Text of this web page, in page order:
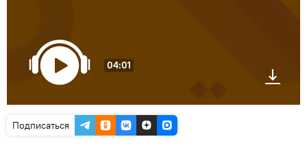
04:01
Подписаться